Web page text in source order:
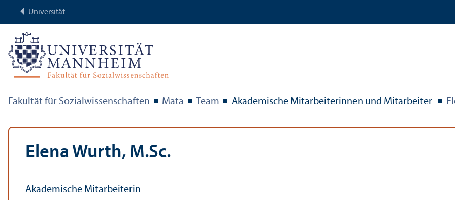
Universität
Fakultät für Sozial­wissenschaften Mata Team Akademische Mitarbeiterinnen und Mitarbeiter
Elena Wurth, M.Sc.
Akademische Mitarbeiterin